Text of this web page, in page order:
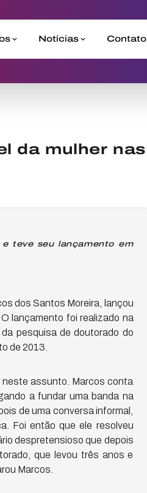
Notícias Contato
da mulher nas
teve seu lançamento em
dos Santos Moreira, lançou
. O lançamento foi realizado na
pesquisa de doutorado do
de 2013.
neste assunto. Marcos conta
a fundar uma banda na
de uma conversa informal,
Foi então que ele resolveu
despretensioso que depois
que levou três anos e
Marcos.